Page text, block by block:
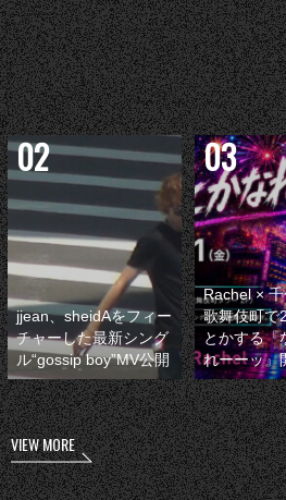
jjean、sheidAをフィー
チャーした最新シング
ル“gossip boy”MV公開
Rachel ×
歌舞伎町で
とかする『
れーーッ』
VIEW MORE